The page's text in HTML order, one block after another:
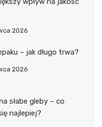
2026
– jak długo trwa?
2026
słabe gleby – co
najlepiej?